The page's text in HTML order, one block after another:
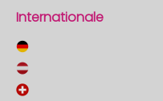
Internationale